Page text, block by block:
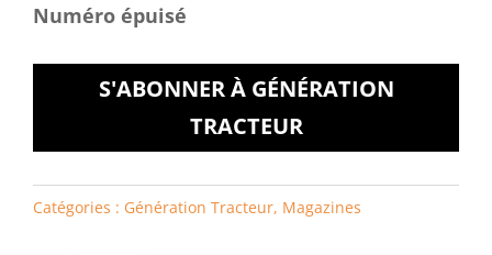
Numéro épuisé
S'ABONNER À GÉNÉRATION
TRACTEUR
Catégories : Génération Tracteur, Magazines